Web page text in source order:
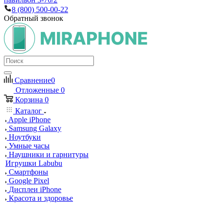
8 (800) 500-00-22
Обратный звонок
Сравнение0
Отложенные 0
Корзина 0
Каталог
Apple iPhone
Samsung Galaxy
Ноутбуки
Умные часы
Наушники и гарнитуры
Игрушки Labubu
Смартфоны
Google Pixel
Дисплеи iPhone
Красота и здоровье